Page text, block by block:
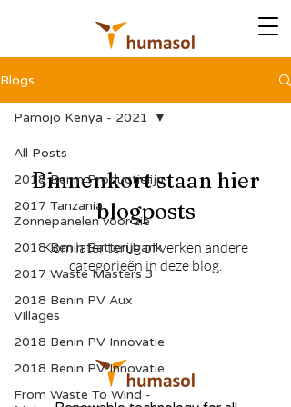
Blogs
All Posts
2018 Benin Productielijn
2017 Tanzania
Zonnepanelen voor zie
2018 Benin Batterijbank
2017 Waste Masters 3
2018 Benin PV Aux
Villages
2018 Benin PV Innovatie
2018 Benin PV Innovatie
From Waste To Wind -
Pamojo Kenya - 2021
Binnenkort staan hier
blogposts
Kom later terug of verken andere
categorieën in deze blog.